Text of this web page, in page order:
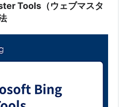
Tools（ウェブマスタ